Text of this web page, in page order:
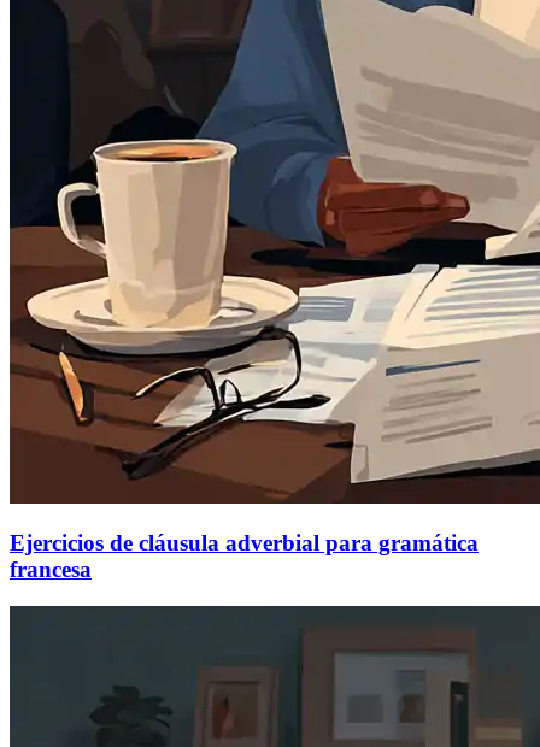
Ejercicios de cláusula adverbial para gramática
francesa